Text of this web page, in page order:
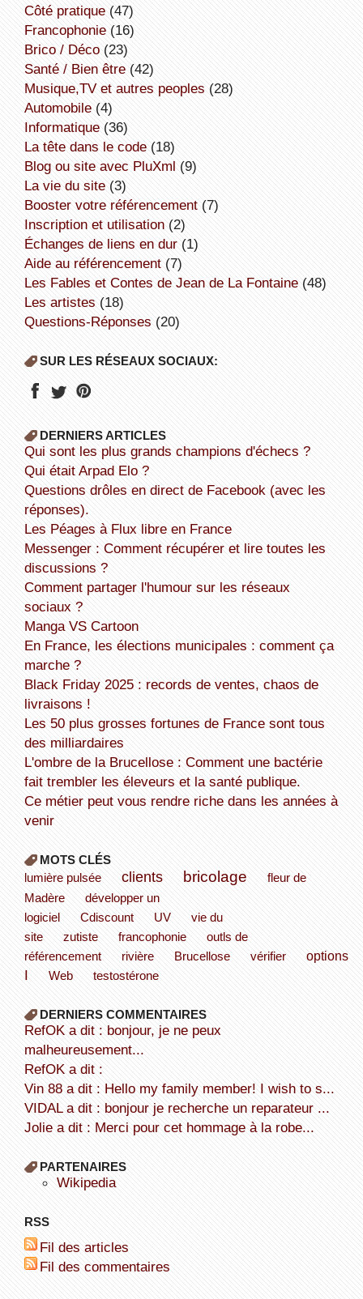
côté pratique(47)
Francophonie(16)
Brico / Déco(23)
Santé / Bien être(42)
Musique,TV et autres peoples (28)
Automobile(4)
informatique(36)
la tête dans le code(18)
Blog ou site avec PluXml (9)
la vie du site(3)
booster votre référencement(7)
inscription et utilisation(2)
échanges de liens en dur(1)
aide au référencement(7)
Les Fables et Contes de Jean de La Fontaine(48)
Les artistes (18)
Questions-Réponses (20)
SUR LES RÉSEAUX SOCIAUX:
DERNIERS ARTICLES
Qui sont les plus grands champions d'échecs ?
Qui était Arpad Elo ?
Questions drôles en direct de Facebook (avec les
réponses).
Les Péages à Flux libre en France
Messenger : Comment récupérer et lire toutes les
discussions ?
Comment partager l'humour sur les réseaux
sociaux ?
Manga VS Cartoon
En France, les élections municipales : comment ça
marche ?
Black Friday 2025 : records de ventes, chaos de
livraisons !
Les 50 plus grosses fortunes de France sont tous
des milliardaires
L'ombre de la Brucellose : Comment une bactérie
fait trembler les éleveurs et la santé publique.
Ce métier peut vous rendre riche dans les années à
venir
MOTS CLÉS
lumière pulsée
clients bricolage
fleur de
Madère
développer un
logiciel
Cdiscount UV
vie du
site
zutiste francophonie
outls de
référencement
rivière Brucellose vérifier options
I Web testostérone
DERNIERS COMMENTAIRES
refOK a dit : bonjour, je ne peux
malheureusement...
refOK a dit :
Vin 88 a dit : Hello my family member! I wish to s...
VIDAL a dit : bonjour je recherche un reparateur ...
Jolie a dit : Merci pour cet hommage à la robe...
PARTENAIRES
wikipedia
RSS
Fil des articles
Fil des commentaires